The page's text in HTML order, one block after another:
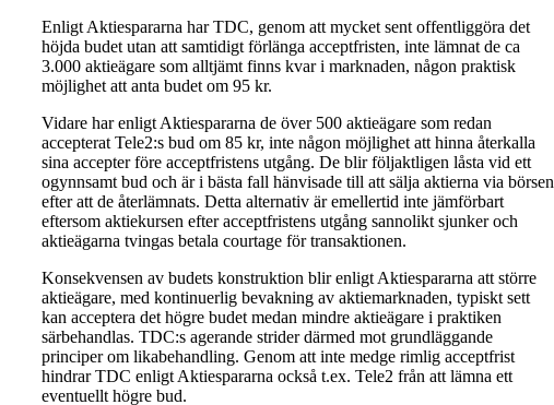
Enligt Aktiespararna har TDC, genom att mycket sent offentliggöra det
höjda budet utan att samtidigt förlänga acceptfristen, inte lämnat de ca
3.000 aktieägare som alltjämt finns kvar i marknaden, någon praktisk
möjlighet att anta budet om 95 kr.
Vidare har enligt Aktiespararna de över 500 aktieägare som redan
accepterat Tele2:s bud om 85 kr, inte någon möjlighet att hinna återkalla
sina accepter före acceptfristens utgång. De blir följaktligen låsta vid ett
ogynnsamt bud och är i bästa fall hänvisade till att sälja aktierna via börsen
efter att de återlämnats. Detta alternativ är emellertid inte jämförbart
eftersom aktiekursen efter acceptfristens utgång sannolikt sjunker och
aktieägarna tvingas betala courtage för transaktionen.
Konsekvensen av budets konstruktion blir enligt Aktiespararna att större
aktieägare, med kontinuerlig bevakning av aktiemarknaden, typiskt sett
kan acceptera det högre budet medan mindre aktieägare i praktiken
särbehandlas. TDC:s agerande strider därmed mot grundläggande
principer om likabehandling. Genom att inte medge rimlig acceptfrist
hindrar TDC enligt Aktiespararna också t.ex. Tele2 från att lämna ett
eventuellt högre bud.